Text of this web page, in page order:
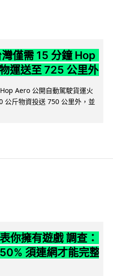
僅需 15 分鐘 Hop
運送至 725 公里外
Aero 公開自動駕駛貨運火
公斤物資投送 750 公里外，並
你擁有遊戲 調查：
須連網才能完整